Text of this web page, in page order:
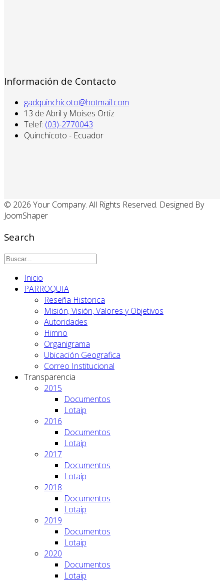
Información de Contacto
gadquinchicoto@hotmail.com
13 de Abril y Moises Ortiz
Telef: (03)-2770043
Quinchicoto - Ecuador
© 2026 Your Company. All Rights Reserved. Designed By
JoomShaper
Search
Inicio
PARROQUIA
Reseña Historica
Misión, Visión, Valores y Objetivos
Autoridades
Himno
Organigrama
Ubicación Geografica
Correo Institucional
Transparencia
2015
Documentos
Lotaip
2016
Documentos
Lotaip
2017
Documentos
Lotaip
2018
Documentos
Lotaip
2019
Documentos
Lotaip
2020
Documentos
Lotaip